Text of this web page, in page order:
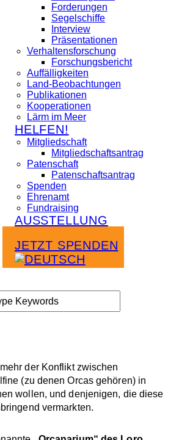
Forderungen
Segelschiffe
Interview
Präsentationen
Verhaltensforschung
Forschungsbericht
Auffälligkeiten
Land-Beobachtungen
Publikationen
Kooperationen
Lärm im Meer
HELFEN!
Mitgliedschaft
Mitgliedschaftsantrag
Patenschaft
Patenschaftsantrag
Spenden
Ehrenamt
Fundraising
AUSSTELLUNG
JETZT SPENDEN
der Konflikt zwischen
(zu denen Orcas gehören) in
wollen, und denjenigen, die diese
vermarkten.